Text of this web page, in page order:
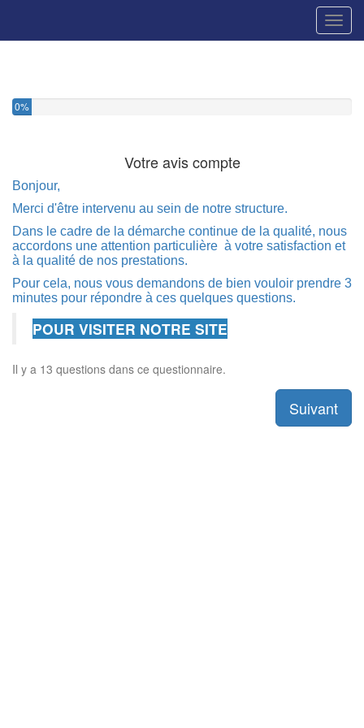
0%
Votre avis compte
Bonjour,
Merci d'être intervenu au sein de notre structure.
Dans le cadre de la démarche continue de la qualité, nous
accordons une attention particulière à votre satisfaction et
à la qualité de nos prestations.
Pour cela, nous vous demandons de bien vouloir prendre 3
minutes pour répondre à ces quelques questions.
POUR VISITER NOTRE SITE
Il y a 13 questions dans ce questionnaire.
Suivant